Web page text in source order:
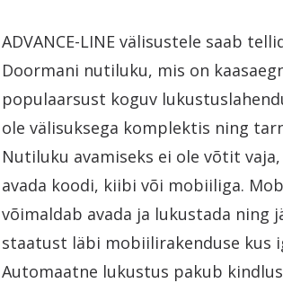
ADVANCE-LINE välisustele saab
Doormani nutiluku, mis on
populaarsust koguv
ole välisuksega komplektis ning
Nutiluku avamiseks ei ole võtit vaja,
avada koodi, kiibi või mobiiliga.
võimaldab avada ja lukustada ning
staatust läbi mobiilirakenduse kus
Automaatne lukustus pakub